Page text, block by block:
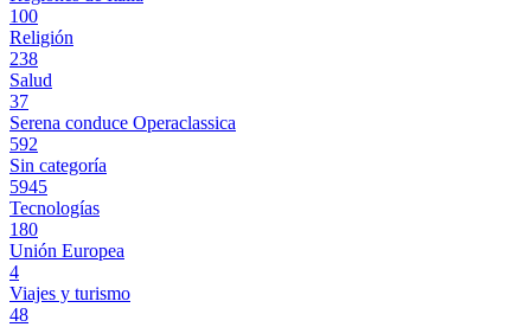
100
Religión
238
Salud
37
Serena conduce Operaclassica
592
Sin categoría
5945
Tecnologías
180
Unión Europea
4
Viajes y turismo
48